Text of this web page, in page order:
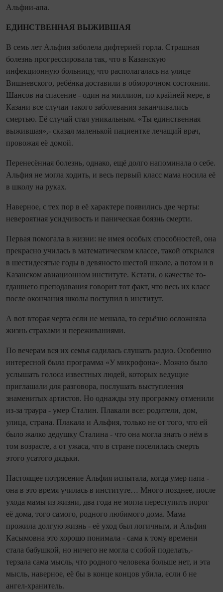
Альфии‑апа.
ЕДИНСТВЕННАЯ ВЫЖИВШАЯ
В семь лет Альфия заболела диф­терией горла. Страшная
болезнь прогрессировала так, что в Казанскую
инфекционную больницу, что располагалась на улице
Вишневского, ребёнка доставили в обморочном состоянии.
Шансов на спасение - один на миллион, по крайней мере, в
Казани все случаи такого заболевания заканчивались
смертью. Её случай стал уникальным. «Ты единственная
выжившая»,- сказал маленькой пациентке лечащий врач,
провожая её домой.
Перенесённая болезнь, однако, ещё долго напоминала о себе.
Альфия не могла ходить, и весь первый класс мама носила её
в школу на руках.
Наверное, с тех пор в её характере появились две черты:
невероятная усидчивость и паническая боязнь смерти.
Первая помогала в жизни: не имея особых способностей, она
прекрасно училась в математическом классе, такой открылся
в шестидесятые годы в девяносто шестой школе, а потом и в
Казанском авиационном институте. Кстати, о качестве то­
гдашнего преподавания говорит тот факт, что весь их класс
после окончания школы поступил в институт.
А вот вторая черта если не мешала, то серь­ёзно осложняла
жизнь страхами и переживаниями.
По вечерам вся их семья садилась слушать радио. Особенно
интересной была программа «У микрофона». Можно было
услышать голоса известных людей, которых ведущие
приглашали для разговора, послушать выступ­ления
знаменитых артистов. Но однажды эту программу отменили
из‑за траура - умер Сталин. Плакали все: родители, дом,
улица, страна. Плакала и Альфия, только не от того, что ей
было жалко дедушку Сталина - что она могла знать о нём в
том возрасте, а от ужаса, что в стране поселилась смерть
этого усатого дядьки.
Настоящее потрясение Альфия испытала, ко­гда умер папа -
она в это время училась в институте… Много позднее, после
ухода мамы из жизни, два года не могла переступить порог
её дома, того самого, родного любимого дома. Мама
прожила долгую жизнь - её уход был логичным, и Альфия
Касымовна это хорошо понимала - сама к тому времени
стала бабушкой, но ничего не могла с собой поделать,-
терзала сама мысль, что родного человека больше нет, и эта
мысль, наверное, её бы в конце концов убила, если б не
ангел‑хранитель.